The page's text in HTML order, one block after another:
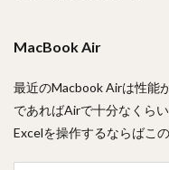
MacBook Air
最近のMacbook Airは性能
であればAirで十分なくら
Excelを操作するならばこ